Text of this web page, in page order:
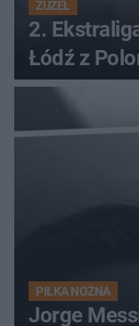
ŻUŻEL
2.
Łódź z
PIŁKA NOŻNA
Jorge